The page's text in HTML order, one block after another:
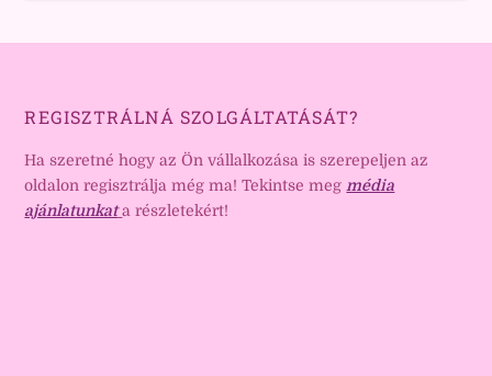
REGISZTRÁLNÁ SZOLGÁLTATÁSÁT?
Ha szeretné hogy az Ön vállalkozása is szerepeljen az
oldalon regisztrálja még ma! Tekintse meg média
ajánlatunkat a részletekért!